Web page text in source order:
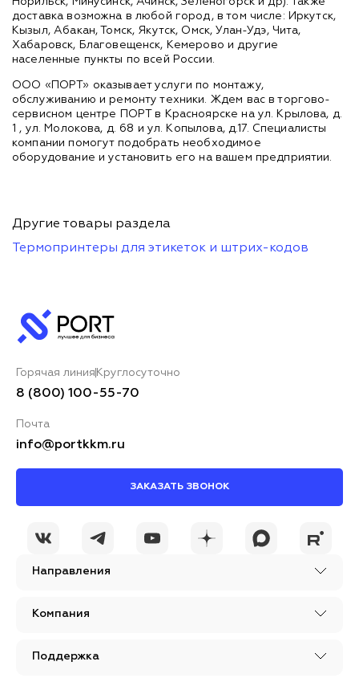
доставка возможна в любой город, в том числе: Иркутск,
Кызыл, Абакан, Томск, Якутск, Омск, Улан-Удэ, Чита,
Хабаровск, Благовещенск, Кемерово и другие
населенные пункты по всей России.
ООО «ПОРТ» оказывает услуги по монтажу,
обслуживанию и ремонту техники. Ждем вас в торгово-
сервисном центре ПОРТ в Красноярске на ул. Крылова, д.
1 , ул. Молокова, д. 68 и ул. Копылова, д.17. Специалисты
компании помогут подобрать необходимое
оборудование и установить его на вашем предприятии.
Другие товары раздела
Термопринтеры для этикеток и штрих-кодов
Направления
Компания
Поддержка
Горячая линия Круглосуточно
8 (800) 100-55-70
Почта
info@portkkm.ru
ЗАКАЗАТЬ ЗВОНОК